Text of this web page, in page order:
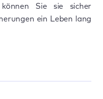
Sie sie sicher
ein Leben lang